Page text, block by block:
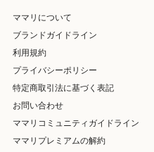
ママリについて
ブランドガイドライン
利用規約
プライバシーポリシー
特定商取引法に基づく表記
お問い合わせ
ママリコミュニティガイドライン
ママリプレミアムの解約